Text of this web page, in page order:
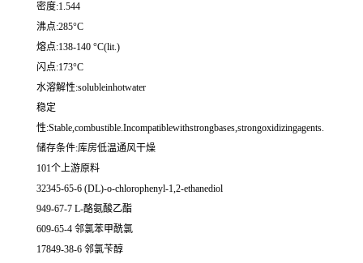
密度:1.544
沸点:285°C
熔点:138-140 °C(lit.)
闪点:173°C
水溶解性:solubleinhotwater
稳定
性:Stable,combustible.Incompatiblewithstrongbases,strongoxidizingagents.
储存条件:库房低温通风干燥
101个上游原料
32345-65-6 (DL)-o-chlorophenyl-1,2-ethanediol
949-67-7 L-酪氨酸乙酯
609-65-4 邻氯苯甲酰氯
17849-38-6 邻氯苄醇